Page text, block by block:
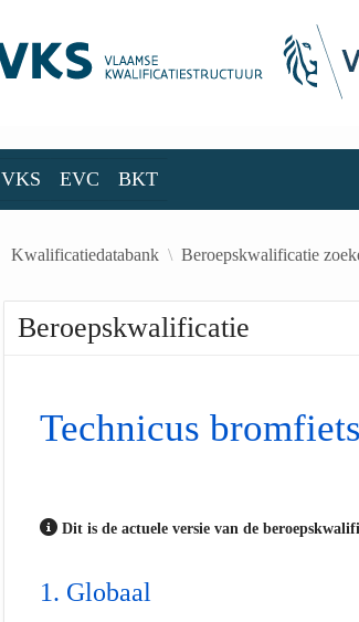
VKS EVC BKT
Kwalificatiedatabank Beroepskwalificatie
Beroepskwalificatie
Technicus
Dit is de actuele versie van de
Globaal